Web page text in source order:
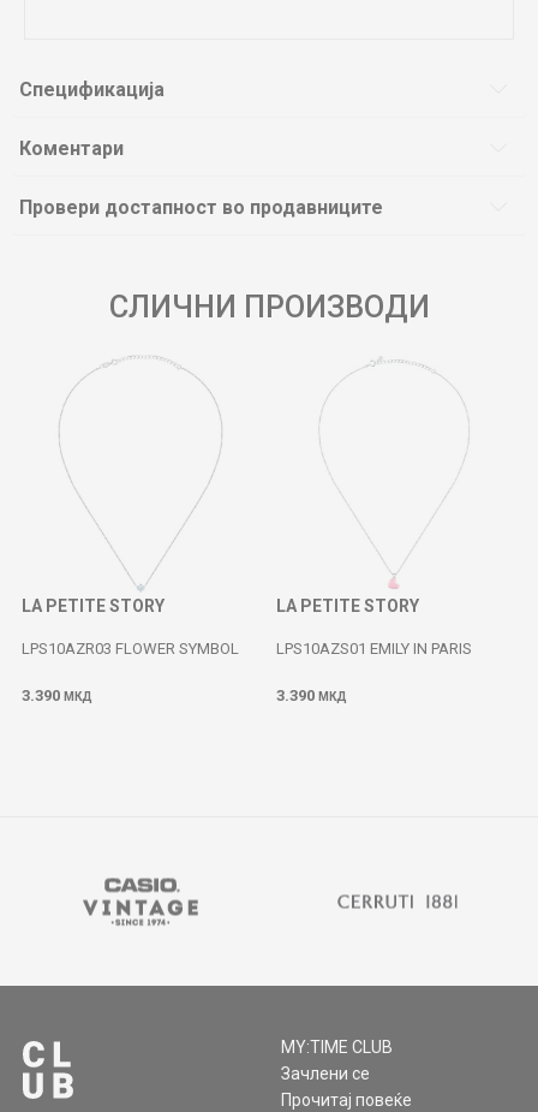
Спецификација
Коментари
Провери достапност во продавниците
СЛИЧНИ ПРОИЗВОДИ
LA PETITE STORY
LPS10AZR03 FLOWER SYMBOL
3.390 МКД
LA PETITE STORY
LPS10AZS01 EMILY IN PARIS
3.390 МКД
MY:TIME CLUB
Зачлени се
Прочитај повеќе